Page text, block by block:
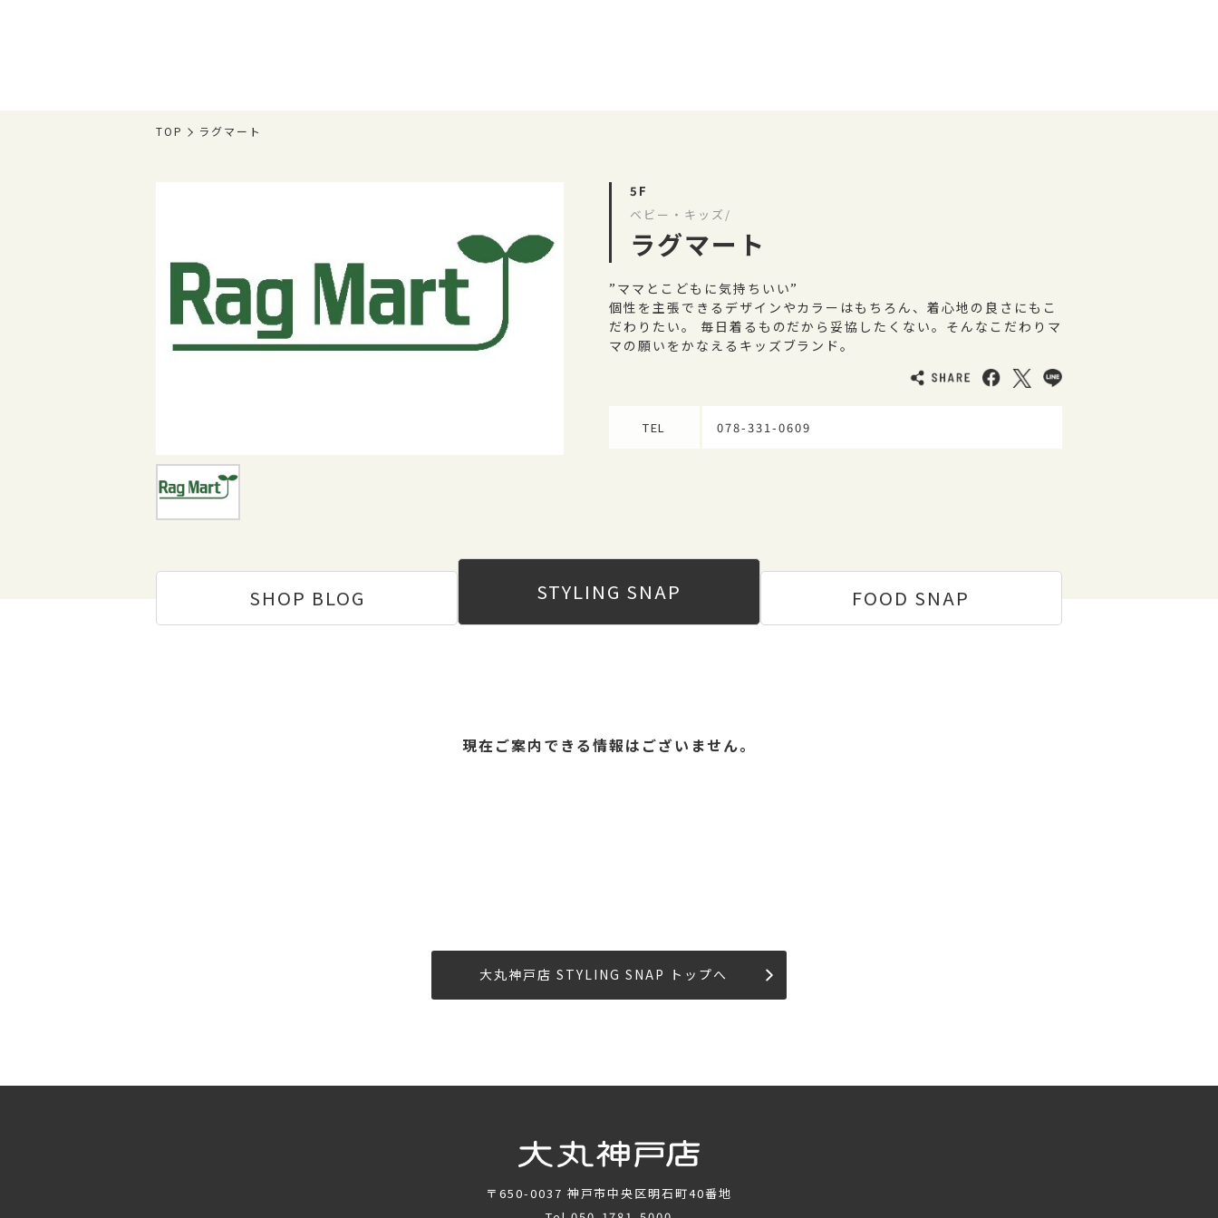
TOP ラグマート
5F
ベビー・キッズ/
ラグマート
”ママとこどもに気持ちいい”
個性を主張できるデザインやカラーはもちろん、着心地の良さにもこ
だわりたい。 毎日着るものだから妥協したくない。そんなこだわりマ
マの願いをかなえるキッズブランド。
TEL 078-331-0609
SHOP BLOG STYLING SNAP FOOD SNAP
現在ご案内できる情報はございません。
大丸神戸店 STYLING SNAP トップへ
〒650-0037 神戸市中央区明石町40番地